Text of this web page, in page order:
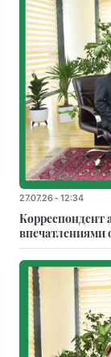
27.07.26 - 12:34
Корреспондент
впечатлениями